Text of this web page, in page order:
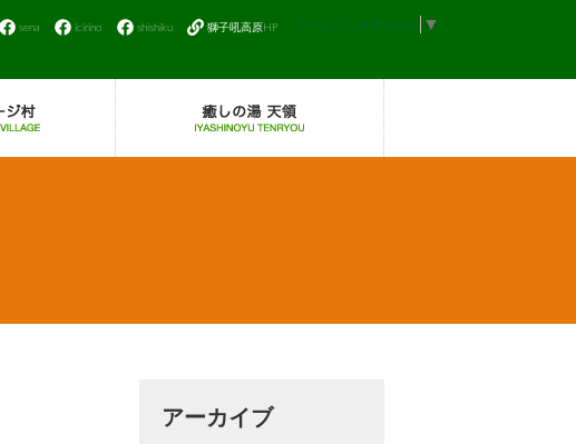
sena icirino shishiku 獅子吼高原HP Select Language ▼
アーカイブ